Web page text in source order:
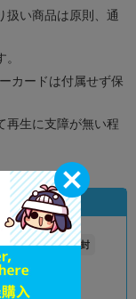
扱い商品は原則、通
カードは付属せず保
再生に支障が無い程
状態 :未開封